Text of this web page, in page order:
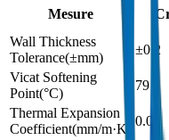
Mesure
Wall Thickness
Tolerance(±mm)
±0.2
Vicat Softening
Point(°C)
79
Thermal Expansion
Coefficient(mm/m·K
0.06